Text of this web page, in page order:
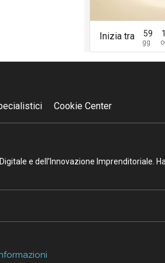
Inizia tra 59
Cookie Center
e dell’Innovazione Imprenditoriale.